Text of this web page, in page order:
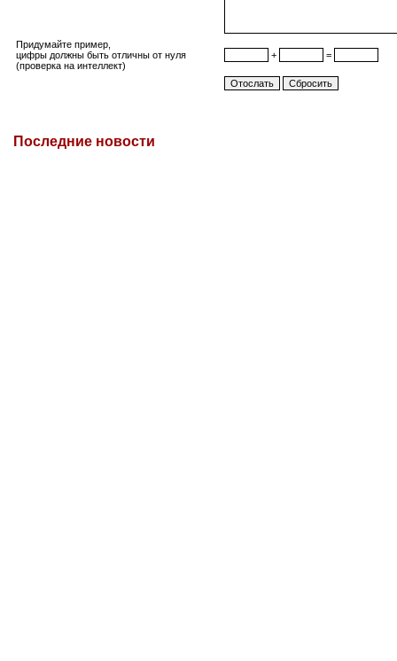
Придумайте пример,
цифры должны быть отличны от нуля
(проверка на интеллект)
+ =
Последние новости